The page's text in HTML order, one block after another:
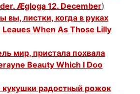
Ægloga 12. December)
вы, листки, когда в руках
Leaues When As Those Lilly
мир, пристала похвала
Beauty Which I Doo
кукушки радостный рожок